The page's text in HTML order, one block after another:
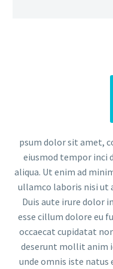
psum dolor sit amet,
eiusmod tempor inci
aliqua. Ut enim ad
ullamco laboris nisi ut
Duis aute irure dolor
esse cillum dolore eu
occaecat cupidatat
deserunt mollit anim
unde omnis iste